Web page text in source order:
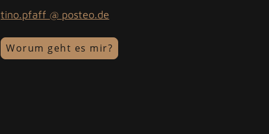
tino.pfaff @ posteo.de
Worum geht es mir?